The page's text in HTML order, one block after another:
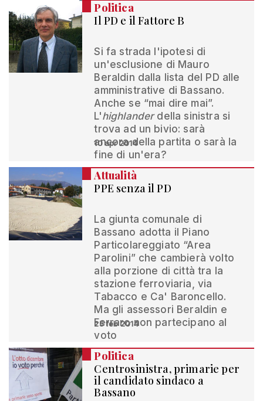
Politica
Il PD e il Fattore B
Si fa strada l'ipotesi di
un'esclusione di Mauro
Beraldin dalla lista del PD alle
amministrative di Bassano.
Anche se “mai dire mai”.
L'highlanderdella sinistra si
trova ad un bivio: sarà
ancora della partita o sarà la
fine di un'era?
10 apr 2014
Attualità
PPE senza il PD
La giunta comunale di
Bassano adotta il Piano
Particolareggiato “Area
Parolini” che cambierà volto
alla porzione di città tra la
stazione ferroviaria, via
Tabacco e Ca' Baroncello.
Ma gli assessori Beraldin e
Ferraro non partecipano al
voto
25 feb 2014
Politica
Centrosinistra, primarie per
il candidato sindaco a
Bassano